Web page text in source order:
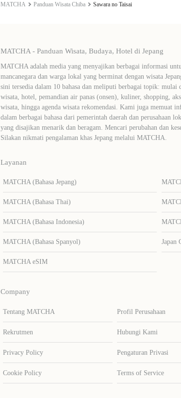
MATCHA Panduan Wisata Chiba Sawara no Taisai
MATCHA - Panduan Wisata, Budaya, Hotel di Jepang
MATCHA adalah media yang menyajikan berbagai informasi
mancanegara dan warga lokal yang berminat dengan wisata
sini tersedia dalam 10 bahasa dan meliputi berbagai topik: mulai
wisata, hotel, pemandian air panas (onsen), kuliner, shopping,
wisata, hingga agenda wisata rekomendasi. Kami juga memuat
dalam berbagai bahasa dari pemerintah daerah dan perusahaan
yang disajikan menarik dan beragam. Mencari perubahan dan
Silakan nikmati pengalaman khas Jepang melalui MATCHA.
Layanan
MATCHA (Bahasa Jepang)
MATCHA (Bahasa Thai)
MATCHA (Bahasa Indonesia)
MATCHA (Bahasa Spanyol) Japan
MATCHA eSIM
Company
Tentang MATCHA Profil Perusahaan
Rekrutmen Hubungi Kami
Privacy Policy Pengaturan Privasi
Cookie Policy Terms of Service